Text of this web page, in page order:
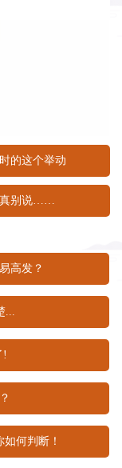
的这个举动
别说……
高发？
!
何判断！